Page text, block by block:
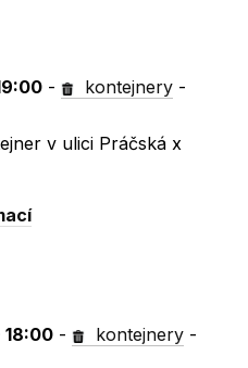
- kontejnery -
v ulici Práčská x
18:00 - kontejnery -